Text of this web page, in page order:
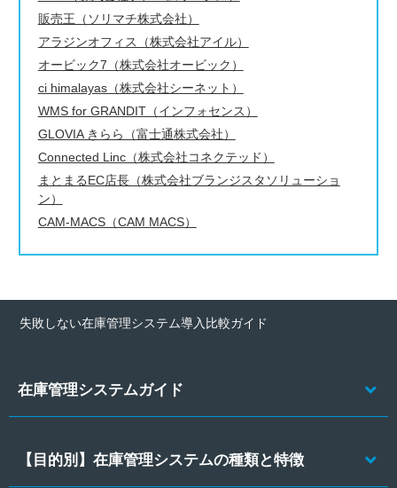
販売王（ソリマチ株式会社）
アラジンオフィス（株式会社アイル）
オービック7（株式会社オービック）
ci himalayas（株式会社シーネット）
WMS for GRANDIT（インフォセンス）
GLOVIA きらら（富士通株式会社）
Connected Linc（株式会社コネクテッド）
まとまるEC店長（株式会社ブランジスタソリューショ
ン）
CAM-MACS（CAM MACS）
失敗しない在庫管理システム導入比較ガイド
在庫管理システムガイド
【目的別】在庫管理システムの種類と特徴